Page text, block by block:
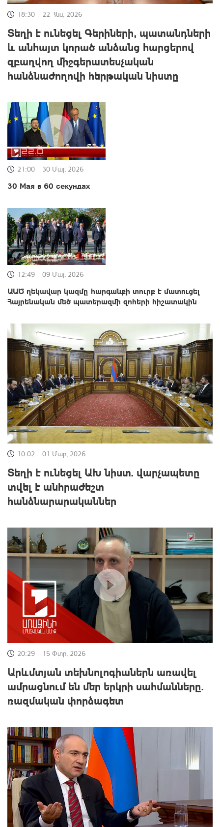
18:30 22 Հնս, 2026
Տեղի է ունեցել Գերիների, պատանդների
և անհայտ կորած անձանց հարցերով
զբաղվող միջգերատեսչական
հանձնաժողովի հերթական նիստը
21:00 30 Մայ, 2026
30 Мая в 60 секундах
12:49 09 Մայ, 2026
ԱԱԾ ղեկավար կազմը հարգանքի տուրք է մատուցել
Հայրենական մեծ պատերազմի զոհերի հիշատակին
10:02 01 Մար, 2026
Տեղի է ունեցել ԱԽ նիստ. վարչապետը
տվել է անհրաժեշտ
հանձնարարականներ
20:29 15 Փտր, 2026
Արևմտյան տեխնոլոգիաներն առավել
ամրացնում են մեր երկրի սահմանները.
ռազմական փորձագետ